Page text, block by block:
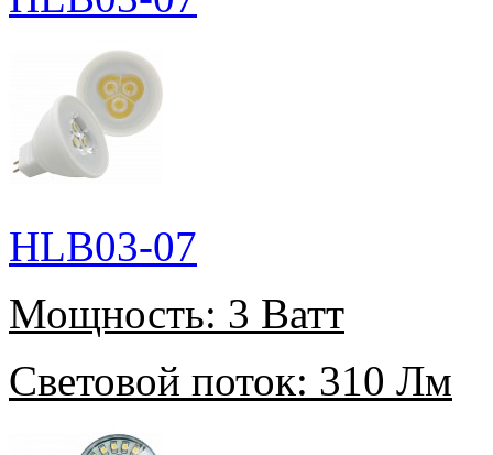
HLB03-07
Мощность: 3 Ватт
Световой поток: 310 Лм